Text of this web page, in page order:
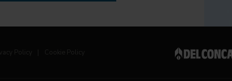
Policy Cookie Policy